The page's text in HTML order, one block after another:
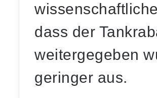
dass der
weitergegeben
geringer aus.